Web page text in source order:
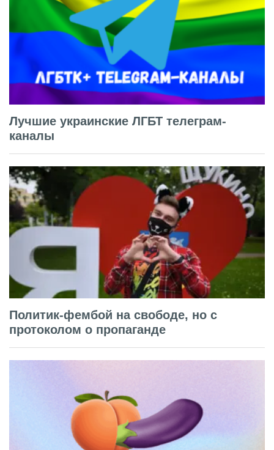
Лучшие украинские ЛГБТ телеграм-
каналы
Политик-фембой на свободе, но с
протоколом о пропаганде